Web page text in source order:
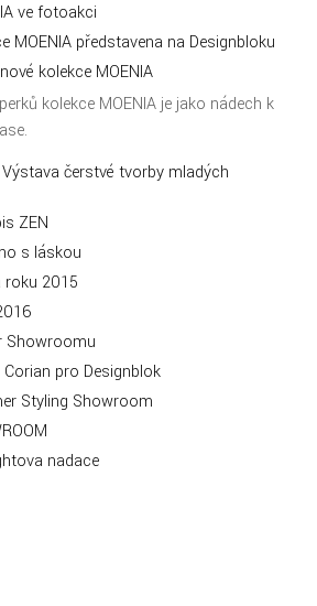
ve fotoakci
MOENIA představena na Designbloku
kolekce MOENIA
kolekce MOENIA je jako nádech k
čerstvé tvorby mladých
ZEN
s láskou
roku 2015
Showroomu
pro Designblok
Styling Showroom
nadace